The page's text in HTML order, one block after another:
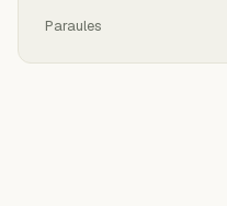
Paraules